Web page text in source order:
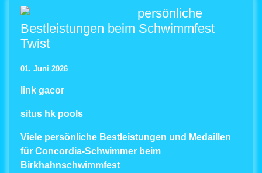
persönliche
Bestleistungen beim Schwimmfest
Twist
01. Juni 2026
link gacor
situs hk pools
Viele persönliche Bestleistungen und Medaillen
für Concordia-Schwimmer beim
Birkhahnschwimmfest